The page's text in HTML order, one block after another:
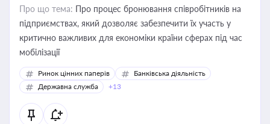
Про що тема: Про процес бронювання співробітників на
підприємствах, який дозволяє забезпечити їх участь у
критично важливих для економіки країни сферах під час
мобілізації
Ринок цінних паперів
Банківська діяльність
Державна служба
+13